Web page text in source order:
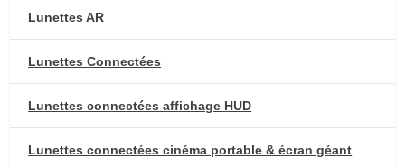
Lunettes AR
Lunettes Connectées
Lunettes connectées affichage HUD
Lunettes connectées cinéma portable & écran géant